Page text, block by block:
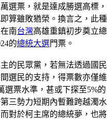
選票，就是達成勝選高標，
算雖敗猶榮。換言之，此種
南台灣高雄重鎮初步奠立總
的總統大選門票。
的民眾黨，若無法透過國民
選民的支持，得票數亦僅維
選票水準，甚或下探至5%的
三勢力短期內暫難跨越濁水
對於柯主席的總統夢，也將